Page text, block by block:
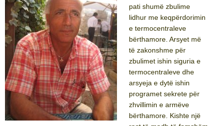
pati shumë zbulime
lidhur me keqpërdorimin
e termocentraleve
bërthamore. Arsyet më
të zakonshme për
zbulimet ishin siguria e
termocentraleve dhe
arsyeja e dytë ishin
programet sekrete për
zhvillimin e armëve
bërthamore. Kishte një